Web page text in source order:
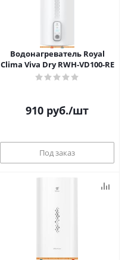
Водонагреватель Royal
Clima Viva Dry RWH-VD100-RE
910 руб./шт
Под заказ